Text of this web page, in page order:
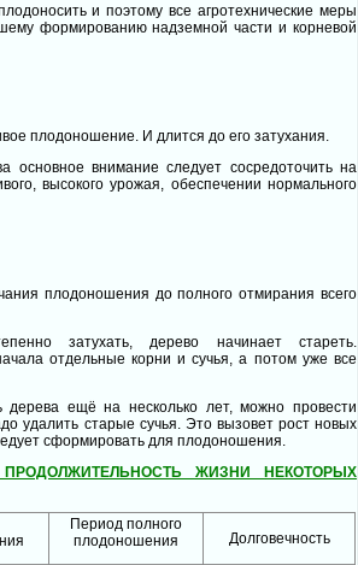
и поэтому все агротехнические меры
формированию надземной части и корневой
плодоношение. И длится до его затухания.
основное внимание следует сосредоточить на
высокого урожая, обеспечении нормального
плодоношения до полного отмирания всего
затухать, дерево начинает стареть.
отдельные корни и сучья, а потом уже все
дерева ещё на несколько лет, можно провести
удалить старые сучья. Это вызовет рост новых
сформировать для плодоношения.
ЖИЗНИ НЕКОТОРЫХ
Период полного
плодоношения
Долговечность